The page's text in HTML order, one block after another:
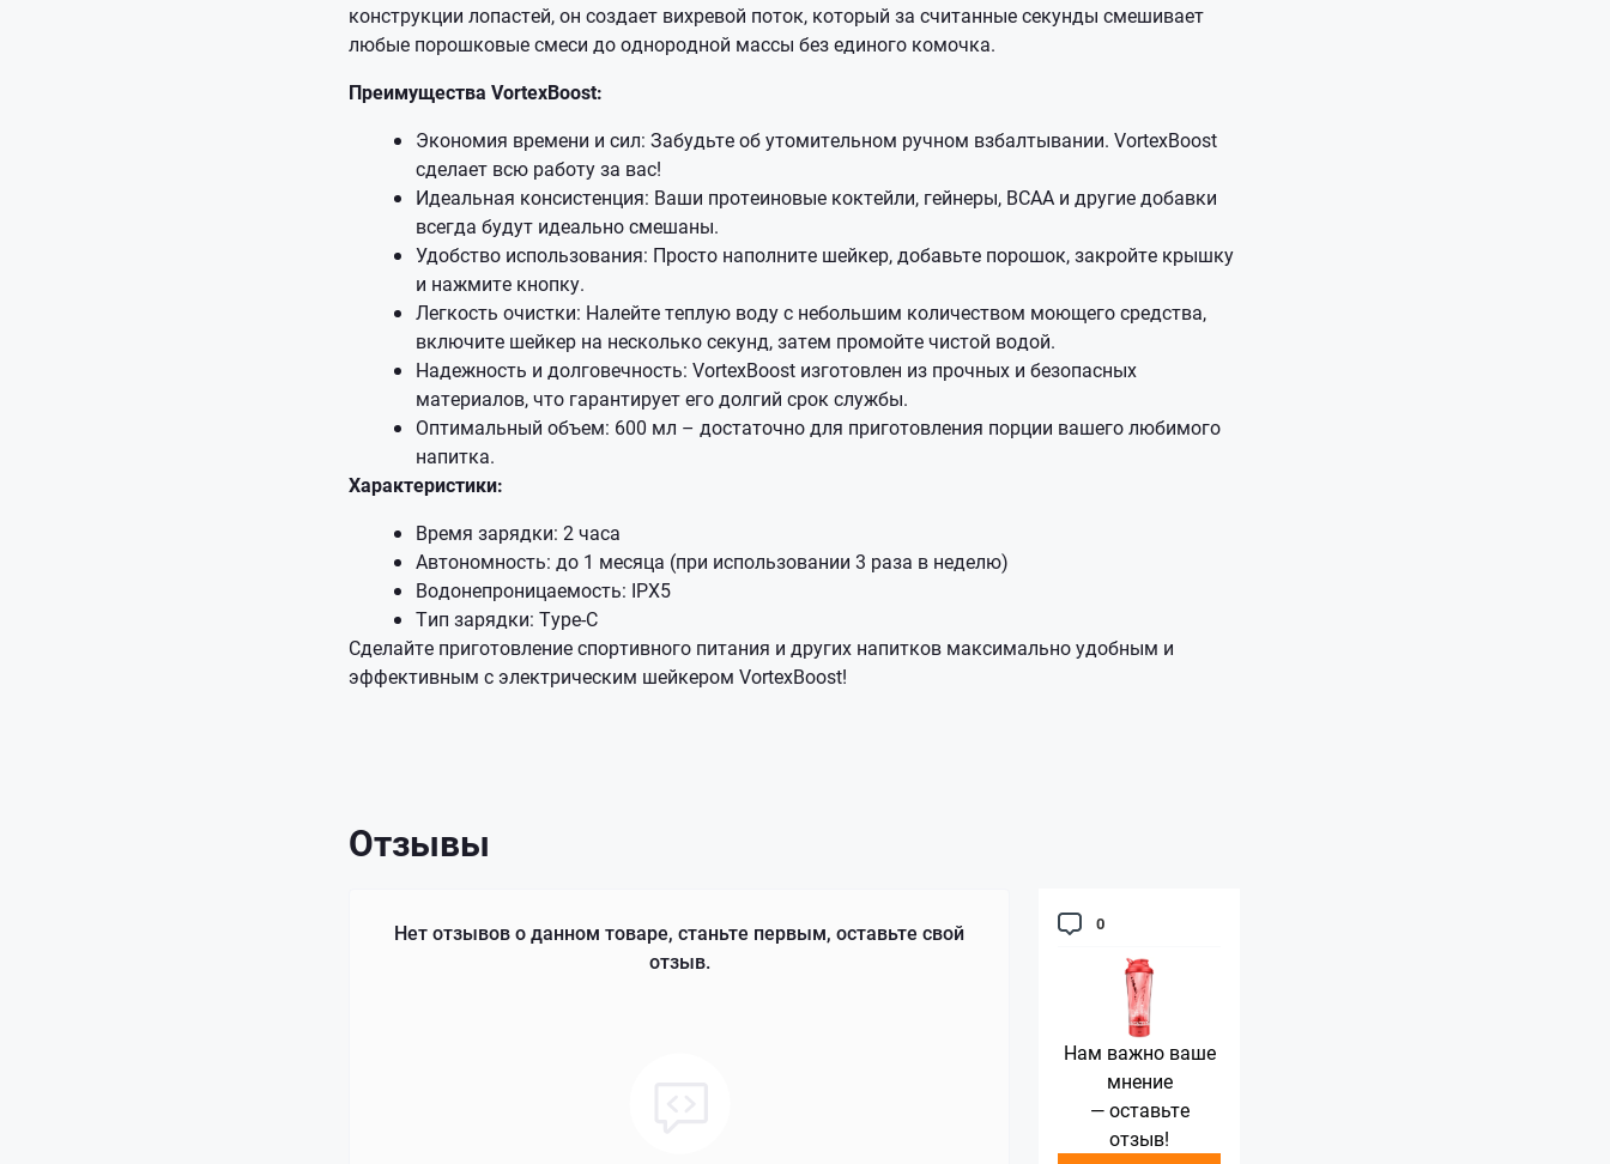
конструкции лопастей, он создает вихревой поток, который за считанные секунды смешивает
любые порошковые смеси до однородной массы без единого комочка.
Преимущества VortexBoost:
Экономия времени и сил: Забудьте об утомительном ручном взбалтывании. VortexBoost
сделает всю работу за вас!
Идеальная консистенция: Ваши протеиновые коктейли, гейнеры, BCAA и другие добавки
всегда будут идеально смешаны.
Удобство использования: Просто наполните шейкер, добавьте порошок, закройте крышку
и нажмите кнопку.
Легкость очистки: Налейте теплую воду с небольшим количеством моющего средства,
включите шейкер на несколько секунд, затем промойте чистой водой.
Надежность и долговечность: VortexBoost изготовлен из прочных и безопасных
материалов, что гарантирует его долгий срок службы.
Оптимальный объем: 600 мл – достаточно для приготовления порции вашего любимого
напитка.
Характеристики:
Время зарядки: 2 часа
Автономность: до 1 месяца (при использовании 3 раза в неделю)
Водонепроницаемость: IPX5
Тип зарядки: Type-C
Сделайте приготовление спортивного питания и других напитков максимально удобным и
эффективным с электрическим шейкером VortexBoost!
Отзывы
0
Нам важно ваше
мнение
— оставьте
отзыв!
Нет отзывов о данном товаре, станьте первым, оставьте свой
отзыв.